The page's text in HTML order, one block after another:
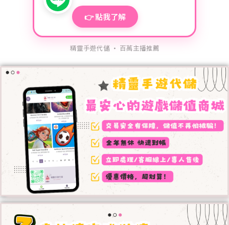
👉 點我了解
精靈手遊代儲 · 百萬主播推薦